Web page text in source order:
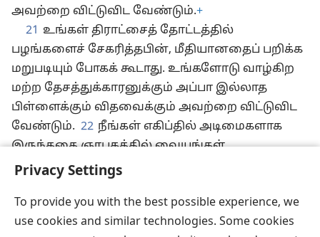
Privacy Settings
To provide you with the best possible experience, we
use cookies and similar technologies. Some cookies
அவற்றை விட்டுவிட வேண்டும்.+
21 உங்கள் திராட்சைத் தோட்டத்தில்
பழங்களைச் சேகரித்தபின், மீதியானதைப் பறிக்க
மறுபடியும் போகக் கூடாது. உங்களோடு வாழ்கிற
மற்ற தேசத்துக்காரனுக்கும் அப்பா இல்லாத
பிள்ளைக்கும் விதவைக்கும் அவற்றை விட்டுவிட
வேண்டும். 22 நீங்கள் எகிப்தில் அடிமைகளாக
இருந்ததை ஞாபகத்தில் வையுங்கள்.
அதனால்தான், நான் உங்களுக்கு இந்தக்